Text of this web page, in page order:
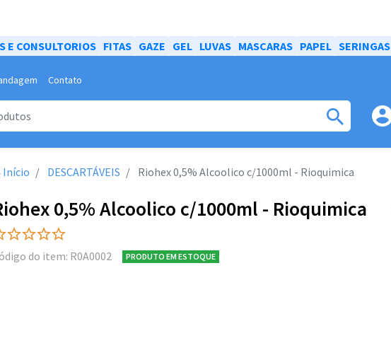
E CONSULTORIOS FITAS GAZE GEL LUVAS MASCARAS PAPEL SERINGAS
Contato
Início DESCARTÁVEIS Riohex 0,5% Alcoolico c/1000ml - Rioquimica
0,5% Alcoolico c/1000ml - Rioquimica
do item: R0A0002 PRODUTO EM ESTOQUE